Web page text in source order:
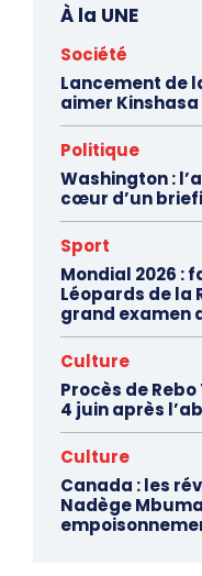
À la UNE
Société
Lancement de
aimer Kinshasa
Politique
Washington :
cœur d’un
Sport
Mondial 2026 :
Léopards de la
grand examen
Culture
Procès de
4 juin après
Culture
Canada : les
Nadège